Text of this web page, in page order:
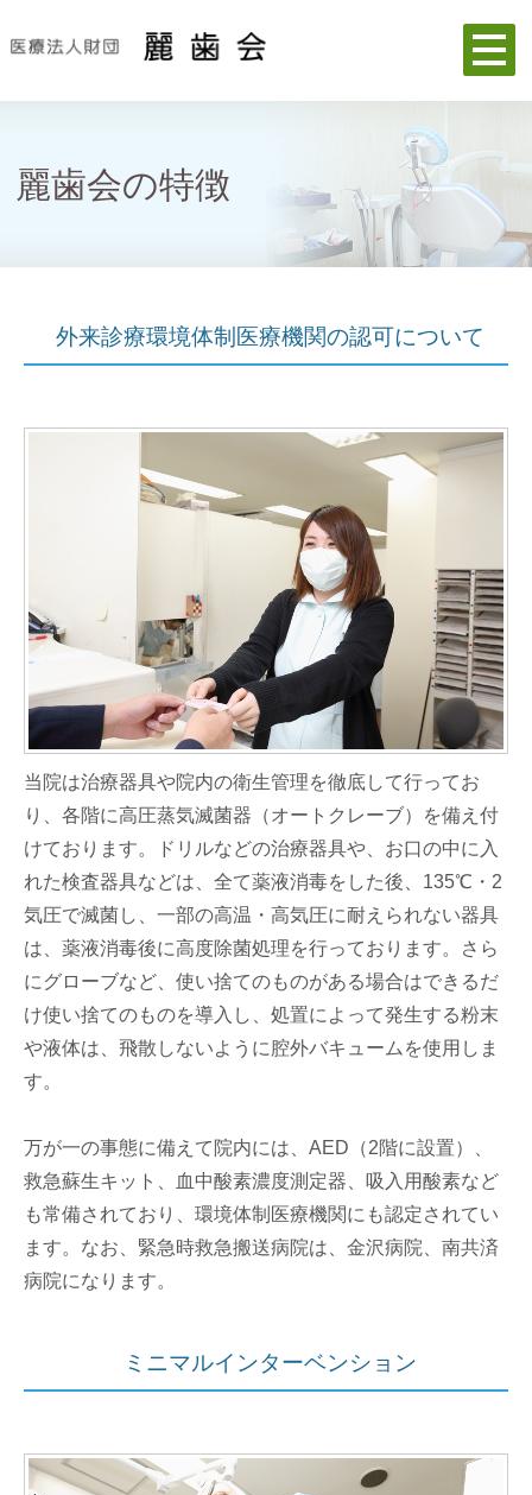
麗歯会の特徴
外来診療環境体制医療機関の認可について
当院は治療器具や院内の衛生管理を徹底して行ってお
り、各階に高圧蒸気滅菌器（オートクレーブ）を備え付
けております。ドリルなどの治療器具や、お口の中に入
れた検査器具などは、全て薬液消毒をした後、135℃・2
気圧で滅菌し、一部の高温・高気圧に耐えられない器具
は、薬液消毒後に高度除菌処理を行っております。さら
にグローブなど、使い捨てのものがある場合はできるだ
け使い捨てのものを導入し、処置によって発生する粉末
や液体は、飛散しないように腔外バキュームを使用しま
す。
万が一の事態に備えて院内には、AED（2階に設置）、
救急蘇生キット、血中酸素濃度測定器、吸入用酸素など
も常備されており、環境体制医療機関にも認定されてい
ます。なお、緊急時救急搬送病院は、金沢病院、南共済
病院になります。
ミニマルインターベンション